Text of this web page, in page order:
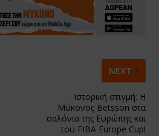
NEXT
Ιστορική στιγμή: Η
Μύκονος Betsson στα
σαλόνια της Ευρώπης και
του FIBA Europe Cup!